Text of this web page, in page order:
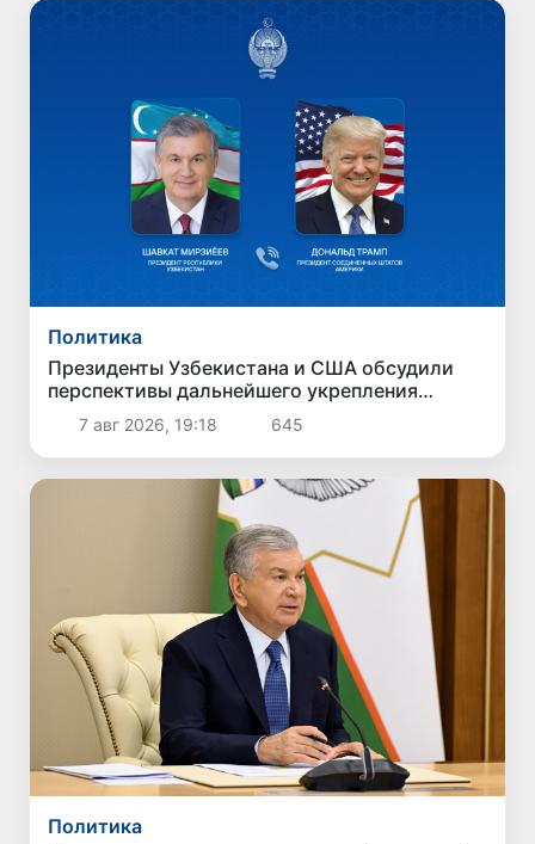
Политика
Президенты Узбекистана и США обсудили
перспективы дальнейшего укрепления
двусторонних отношений
7 авг 2026, 19:18 645
Политика